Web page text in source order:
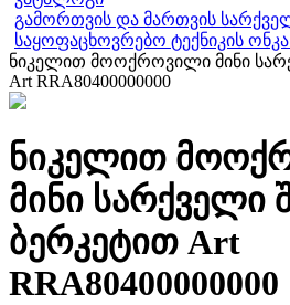
გამორთვის და მართვის
საყოფაცხოვრებო ტექნიკის
ნიკელით მოოქროვილი მინი
Art RRA80400000000
ნიკელით
მინი სარქველი
ბერკეტით Art
RRA80400000000